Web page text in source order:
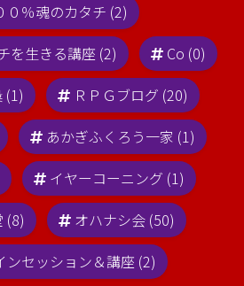
０％魂のカタチ (2)
を生きる講座 (2)
Co (0)
(1)
ＲＰＧブログ (20)
あかぎふくろう一家 (1)
イヤーコーニング (1)
(8)
オハナシ会 (50)
ンセッション＆講座 (2)